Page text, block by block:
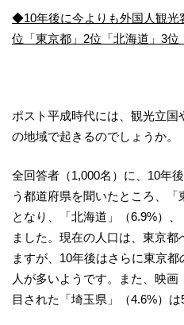
◆10年後に今よりも外国人観
位「東京都」2位「北海道」3位
ポスト平成時代には、観光立
の地域で起きるのでしょうか。
全回答者（1,000名）に、10年
う都道府県を聞いたところ、
となり、「北海道」（6.9%）
ました。現在の人口は、東京
ますが、10年後はさらに東京
人が多いようです。また、映
目された「埼玉県」（4.6%）は